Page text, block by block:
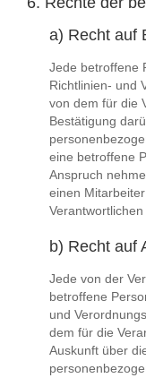
a) Recht auf
Jede betroffene
Richtlinien- und
von dem für die
Bestätigung
eine betroffene
Anspruch
einen
Verantwortlichen
b) Recht auf
Jede von der
betroffene
und
dem für die
Auskunft über